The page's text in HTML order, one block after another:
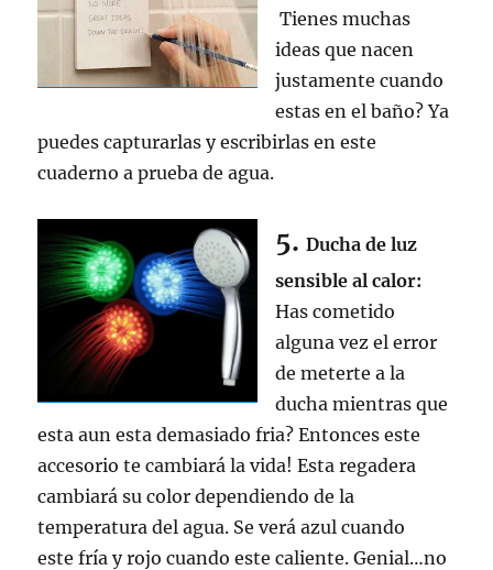
Tienes muchas
ideas que nacen
justamente cuando
estas en el baño? Ya
puedes capturarlas y escribirlas en este
cuaderno a prueba de agua.
5.Ducha de luz
sensible al calor:
Has cometido
alguna vez el error
de meterte a la
ducha mientras que
esta aun esta demasiado fria? Entonces este
accesorio te cambiará la vida! Esta regadera
cambiará su color dependiendo de la
temperatura del agua. Se verá azul cuando
este fría y rojo cuando este caliente. Genial…no